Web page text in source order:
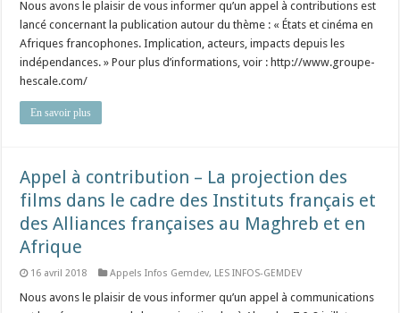
Nous avons le plaisir de vous informer qu’un appel à contributions est
lancé concernant la publication autour du thème : « États et cinéma en
Afriques francophones. Implication, acteurs, impacts depuis les
indépendances. » Pour plus d’informations, voir : http://www.groupe-
hescale.com/
En savoir plus
Appel à contribution – La projection des
films dans le cadre des Instituts français et
des Alliances françaises au Maghreb et en
Afrique
16 avril 2018 Appels Infos Gemdev, LES INFOS-GEMDEV
Nous avons le plaisir de vous informer qu’un appel à communications